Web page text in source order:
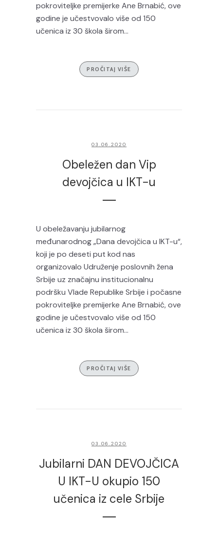
pokroviteljke premijerke Ane Brnabić, ove
godine je učestvovalo više od 150
učenica iz 30 škola širom...
PROČITAJ VIŠE
03.06.2020
Obeležen dan Vip
devojčica u IKT-u
U obeležavanju jubilarnog
međunarodnog „Dana devojčica u IKT-u“,
koji je po deseti put kod nas
organizovalo Udruženje poslovnih žena
Srbije uz značajnu institucionalnu
podršku Vlade Republike Srbije i počasne
pokroviteljke premijerke Ane Brnabić, ove
godine je učestvovalo više od 150
učenica iz 30 škola širom...
PROČITAJ VIŠE
03.06.2020
Jubilarni DAN DEVOJČICA
U IKT-U okupio 150
učenica iz cele Srbije